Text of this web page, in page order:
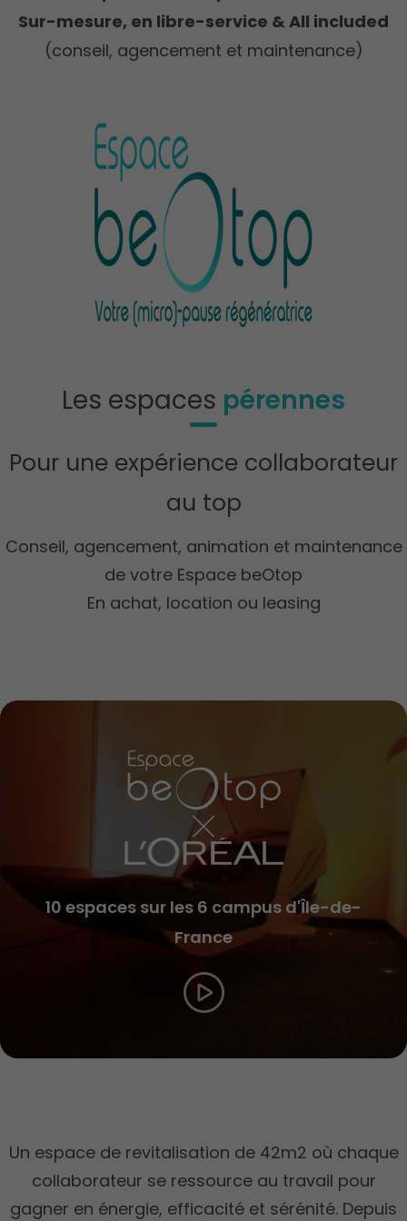
Sur-mesure, en libre-service & All included
(conseil, agencement et maintenance)
Les espaces pérennes
Pour une expérience collaborateur
au top
Conseil, agencement, animation et maintenance
de votre Espace beOtop
En achat, location ou leasing
10 espaces sur les 6 campus d'Île-de-
France
Un espace de revitalisation de 42m2 où chaque
collaborateur se ressource au travail pour
gagner en énergie, efficacité et sérénité. Depuis